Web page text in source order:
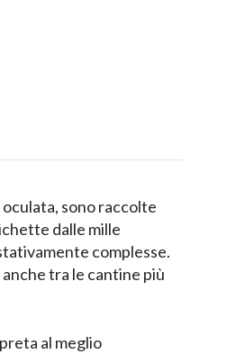
sono raccolte
dalle mille
complesse.
tra le cantine più
al meglio